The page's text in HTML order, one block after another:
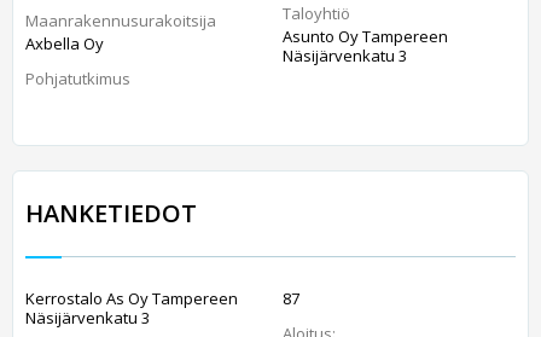
Maanrakennusurakoitsija
Axbella Oy
Pohjatutkimus
Taloyhtiö
Asunto Oy Tampereen
Näsijärvenkatu 3
HANKETIEDOT
Kerrostalo As Oy Tampereen
Näsijärvenkatu 3
87